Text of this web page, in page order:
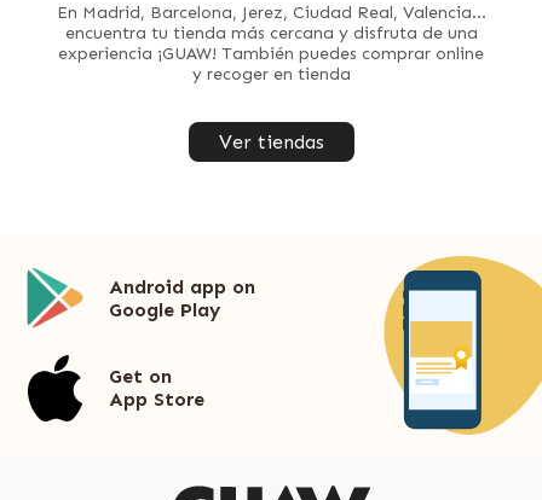
En Madrid, Barcelona, Jerez, Ciudad Real, Valencia...
encuentra tu tienda más cercana y disfruta de una
experiencia ¡GUAW! También puedes comprar online
y recoger en tienda
Ver tiendas
Android app on
Google Play
Get on
App Store